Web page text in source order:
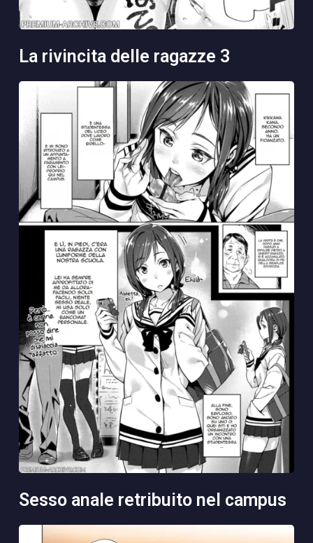
la rivincita delle ragazze 3
sesso anale retribuito nel campus